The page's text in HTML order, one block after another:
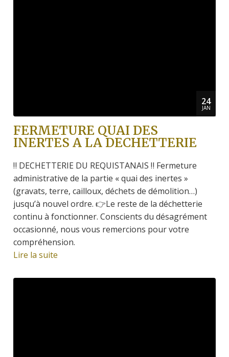
24
JAN
FERMETURE QUAI DES
INERTES A LA DECHETTERIE
‼ DECHETTERIE DU REQUISTANAIS ‼ Fermeture
administrative de la partie « quai des inertes »
(gravats, terre, cailloux, déchets de démolition…)
jusqu’à nouvel ordre. 👉Le reste de la déchetterie
continu à fonctionner. Conscients du désagrément
occasionné, nous vous remercions pour votre
compréhension.
Lire la suite